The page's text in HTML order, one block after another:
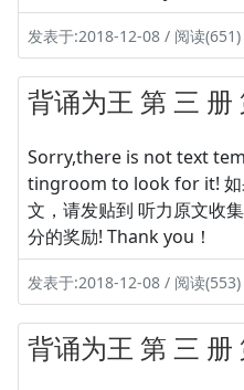
发表于:2018-12-08 / 阅读
背诵为王 第 三 册
Sorry,there is not text
tingroom to look for it! 如
文，请发贴到 听力原文收
分的奖励! Thank you！
发表于:2018-12-08 / 阅读
背诵为王 第 三 册